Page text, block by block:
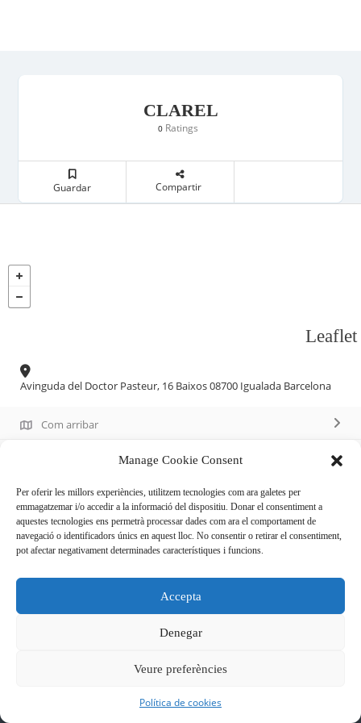
Manage Cookie Consent
Per oferir les millors experiències, utilitzem tecnologies com ara galetes per
emmagatzemar i/o accedir a la informació del dispositiu. Donar el consentiment a
aquestes tecnologies ens permetrà processar dades com ara el comportament de
navegació o identificadors únics en aquest lloc. No consentir o retirar el consentiment,
pot afectar negativament determinades característiques i funcions.
Accepta
Denegar
Veure preferències
Política de cookies
CLAREL
0 Ratings
Guardar Compartir
Leaflet
Avinguda del Doctor Pasteur, 16 Baixos 08700 Igualada Barcelona
Com arribar
Descripció
trobar tota mena de productes bàsics per al dia a dia